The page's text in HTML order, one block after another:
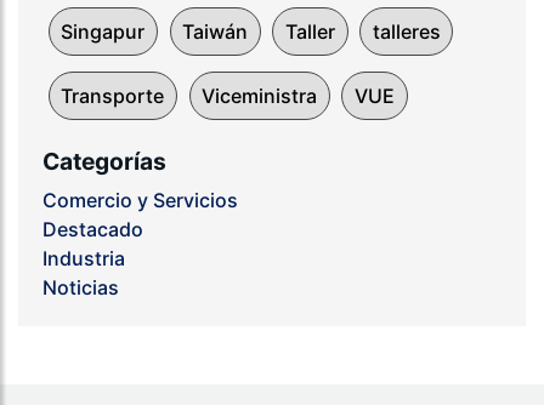
Singapur Taiwán Taller talleres
Transporte Viceministra VUE
Categorías
Comercio y Servicios
Destacado
Industria
Noticias